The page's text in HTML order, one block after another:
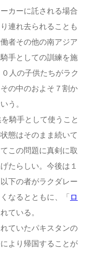
カーに託される場合
連れ去られることも
者その他の南アジア
手としての訓練を施
人の子供たちがラク
の中のおよそ７割か
う。
騎手として使うこと
態はそのまま続いて
この問題に真剣に取
たらしい。今後は１
下の者がラクダレー
なるとともに、「 ロ
ている。
ていたパキスタンの
より帰国することが